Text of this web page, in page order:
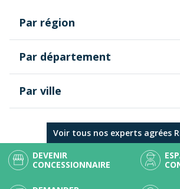
Par région
Auvergne-Rhône-Alpes
Pays de la Loire
Vaud
Hauts-de-France
Centre-Val de Loire
Occitanie
Valais
Grand Est
Île-de-France
Par département
Gers
Haute-Garonne
Hérault
Pyrénées-Orientales
Tarn
Tarn-et-Garonne
Par ville
Voir tous nos experts agrées
DEVENIR
CONCESSIONNAIRE